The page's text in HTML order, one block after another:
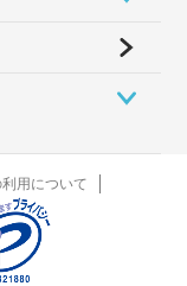
用について